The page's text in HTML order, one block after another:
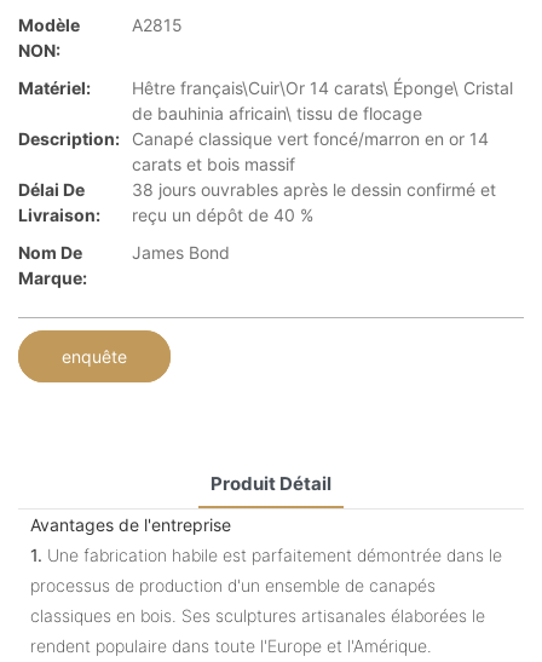
Modèle
NON:
A2815
Matériel:
Hêtre français\Cuir\Or 14 carats\ Éponge\ Cristal
de bauhinia africain\ tissu de flocage
Description:
Canapé classique vert foncé/marron en or 14
carats et bois massif
Délai De
Livraison:
38 jours ouvrables après le dessin confirmé et
reçu un dépôt de 40 %
Nom De
Marque:
James Bond
enquête
Produit Détail
Avantages de l'entreprise
1. Une fabrication habile est parfaitement démontrée dans le
processus de production d'un ensemble de canapés
classiques en bois. Ses sculptures artisanales élaborées le
rendent populaire dans toute l'Europe et l'Amérique.